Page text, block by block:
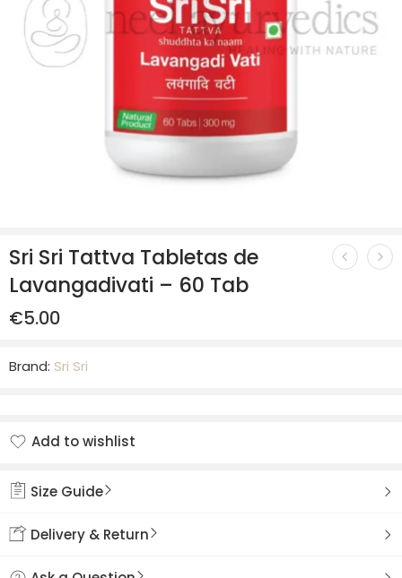
Sri Sri Tattva Tabletas de
Lavangadivati – 60 Tab
€5.00
Brand: Sri Sri
Add to wishlist
Size Guide
Delivery & Return